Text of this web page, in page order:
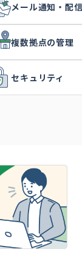
メール通知・配
複数拠点の管理
セキュリティ